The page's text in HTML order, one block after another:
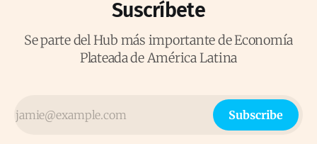
Suscríbete
Se parte del Hub más importante de Economía
Plateada de América Latina
Subscribe